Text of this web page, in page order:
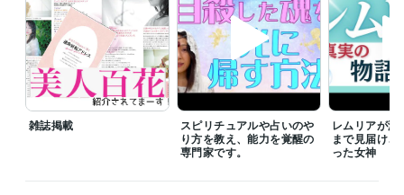
★個人評価4.8以下の方トラブル防止のためお断り
★施術は人により状況が変わり長くなる場合もあり
★文面でのやりとりのため常識ない方、横柄な方お断り
★同業者(占い師やスピリチュアルに携わる方)、目指す方ココナラ出品
者、出品予定者様も大歓迎です。
ただし、評価を下げるような採点、感想はご遠慮ください。
なぜなら、効果が感じられなくても、私は相当なエネルギーを使いま
すので等価交換の法則の観点からすると悪意はご自身の妨げになりま
雑誌掲載
スピリチュアルや占いのや
り方を教え、能力を覚醒の
専門家です。
レムリアが滅
まで見届け、
った女神